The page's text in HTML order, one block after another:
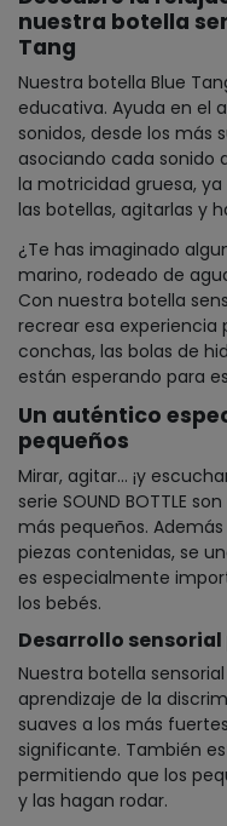
nuestra botella
Tang
Nuestra botella Blue
educativa. Ayuda en el
sonidos, desde los más
asociando cada sonido
la motricidad gruesa,
las botellas, agitarlas y
¿Te has imaginado
marino, rodeado de
Con nuestra botella
recrear esa experiencia
conchas, las bolas de
están esperando para
Un auténtico
pequeños
Mirar, agitar... ¡y
serie SOUND BOTTLE
más pequeños.
piezas contenidas, se
es especialmente
los bebés.
Desarrollo
Nuestra botella
aprendizaje de la
suaves a los más
significante. También
permitiendo que los
y las hagan rodar.